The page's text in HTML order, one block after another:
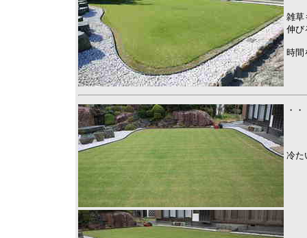
雑草
伸び
時間
・
冷た